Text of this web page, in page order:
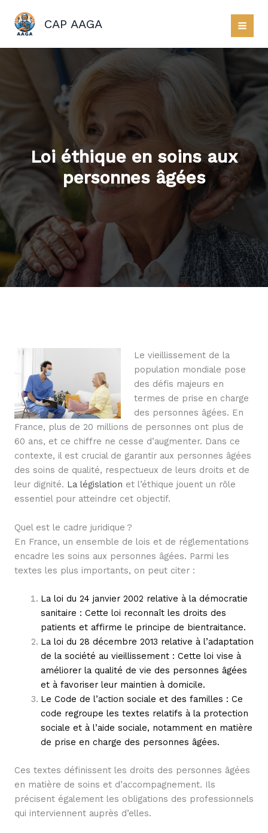
contenu
CAP AAGA
Loi éthique en soins aux
personnes âgées
Le vieillissement de la
population mondiale pose
des défis majeurs en
termes de prise en charge
des personnes âgées. En
France, plus de 20 millions de personnes ont plus de
60 ans, et ce chiffre ne cesse d’augmenter. Dans ce
contexte, il est crucial de garantir aux personnes âgées
des soins de qualité, respectueux de leurs droits et de
leur dignité. La législation et l’éthique jouent un rôle
essentiel pour atteindre cet objectif.
Quel est le cadre juridique ?
En France, un ensemble de lois et de réglementations
encadre les soins aux personnes âgées. Parmi les
textes les plus importants, on peut citer :
La loi du 24 janvier 2002 relative à la démocratie
sanitaire : Cette loi reconnaît les droits des
patients et affirme le principe de bientraitance.
La loi du 28 décembre 2013 relative à l’adaptation
de la société au vieillissement : Cette loi vise à
améliorer la qualité de vie des personnes âgées
et à favoriser leur maintien à domicile.
Le Code de l’action sociale et des familles : Ce
code regroupe les textes relatifs à la protection
sociale et à l’aide sociale, notamment en matière
de prise en charge des personnes âgées.
Ces textes définissent les droits des personnes âgées
en matière de soins et d’accompagnement. Ils
précisent également les obligations des professionnels
qui interviennent auprès d’elles.